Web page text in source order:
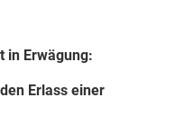
in Erwägung:
Erlass einer